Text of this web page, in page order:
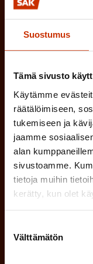
Suostumus
Tämä sivusto
Käytämme
räätälöimiseen,
tukemiseen ja
jaamme
alan
sivustoamme.
tietoja muihin
kerätty, kun olet
valinta
Välttämätön
P
a
k
o
l
l
i
n
e
n
Sukunimi
(
P
a
k
o
l
l
i
Mikä tai mitkä
parhaiten?